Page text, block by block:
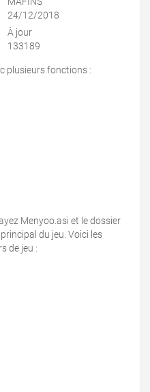
24/12/2018
À jour
133189
plusieurs fonctions :
Menyoo.asi et le dossier
du jeu. Voici les
de jeu :